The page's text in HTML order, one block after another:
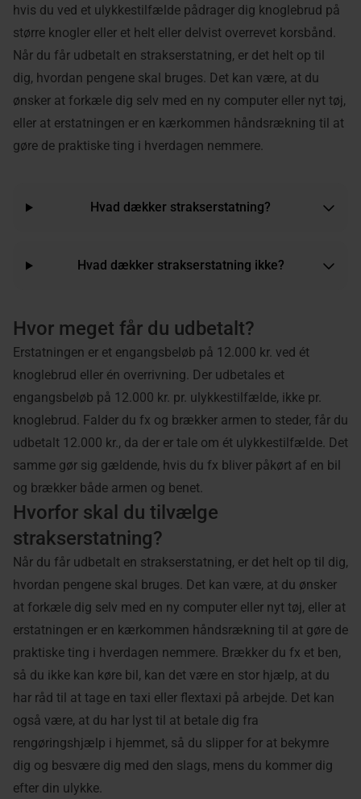
hvis du ved et ulykkestilfælde pådrager dig knoglebrud på
større knogler eller et helt eller delvist overrevet korsbånd.
Når du får udbetalt en strakserstatning, er det helt op til
dig, hvordan pengene skal bruges. Det kan være, at du
ønsker at forkæle dig selv med en ny computer eller nyt tøj,
eller at erstatningen er en kærkommen håndsrækning til at
gøre de praktiske ting i hverdagen nemmere.
Hvad dækker strakserstatning?
Hvad dækker strakserstatning ikke?
Hvor meget får du udbetalt?
Erstatningen er et engangsbeløb på 12.000 kr. ved ét
knoglebrud eller én overrivning. Der udbetales et
engangsbeløb på 12.000 kr. pr. ulykkestilfælde, ikke pr.
knoglebrud. Falder du fx og brækker armen to steder, får du
udbetalt 12.000 kr., da der er tale om ét ulykkestilfælde. Det
samme gør sig gældende, hvis du fx bliver påkørt af en bil
og brækker både armen og benet.
Hvorfor skal du tilvælge
strakserstatning?
Når du får udbetalt en strakserstatning, er det helt op til dig,
hvordan pengene skal bruges. Det kan være, at du ønsker
at forkæle dig selv med en ny computer eller nyt tøj, eller at
erstatningen er en kærkommen håndsrækning til at gøre de
praktiske ting i hverdagen nemmere. Brækker du fx et ben,
så du ikke kan køre bil, kan det være en stor hjælp, at du
har råd til at tage en taxi eller flextaxi på arbejde. Det kan
også være, at du har lyst til at betale dig fra
rengøringshjælp i hjemmet, så du slipper for at bekymre
dig og besvære dig med den slags, mens du kommer dig
efter din ulykke.